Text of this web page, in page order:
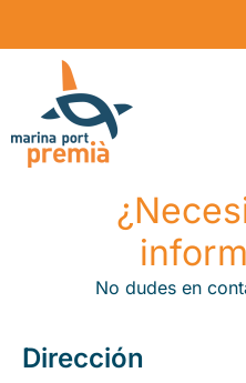
No dudes en
Dirección